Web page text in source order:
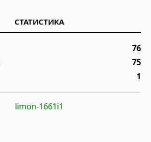
СТАТИСТИКА
76
75
1
limon-1661i1